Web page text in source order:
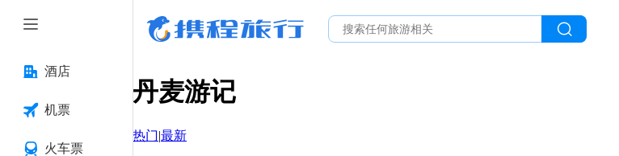
酒店
机票
火车票
丹麦游记
热门|最新